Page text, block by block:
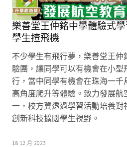
樂善堂王仲銘中學體驗式
學生揸飛機
不少學生有飛行夢，樂善堂王仲
驗團，讓同學可以有機會在小
行，當中同學有機會在珠海一千
高角度爬升等體驗。致力發展航
一，校方冀透過學習活動培養
創新科技擴闊學生視野。
18 12 月 2023